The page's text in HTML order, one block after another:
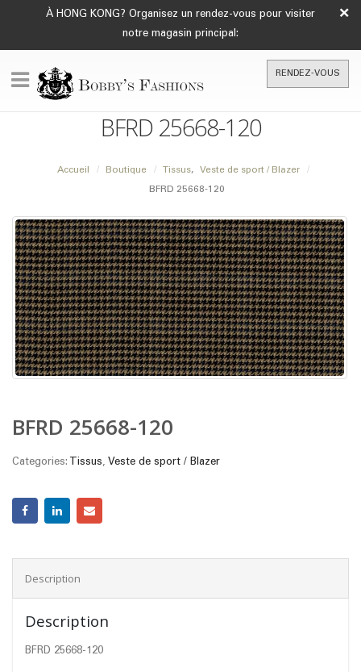
À HONG KONG? Organisez un rendez-vous pour visiter
notre magasin principal:
×
RENDEZ-VOUS
BFRD 25668-120
Accueil Boutique Tissus, Veste de sport / Blazer
BFRD 25668-120
BFRD 25668-120
Categories: Tissus, Veste de sport / Blazer
Description
Description
BFRD 25668-120